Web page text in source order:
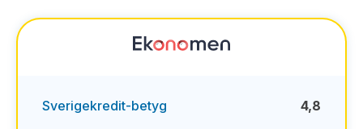
Sverigekredit-betyg 4,8